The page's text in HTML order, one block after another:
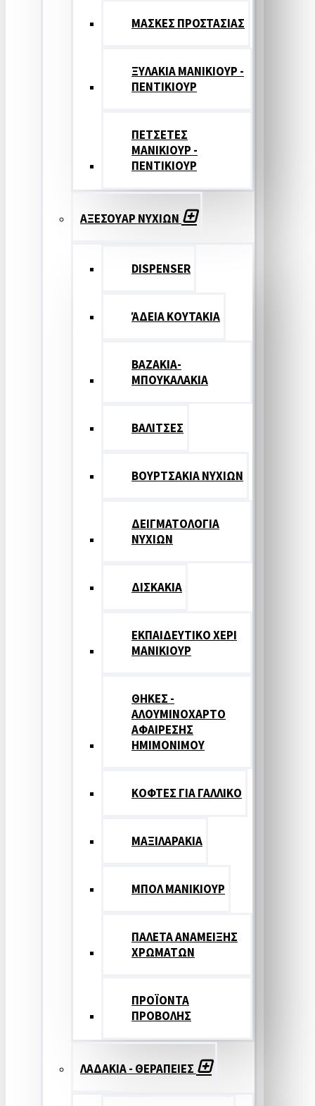
ΜΑΣΚΕΣ ΠΡΟΣΤΑΣΙΑΣ
ΞΥΛΑΚΙΑ ΜΑΝΙΚΙΟΥΡ -
ΠΕΝΤΙΚΙΟΥΡ
ΠΕΤΣΕΤΕΣ
ΜΑΝΙΚΙΟΥΡ -
ΠΕΝΤΙΚΙΟΥΡ
ΑΞΕΣΟΥΑΡ ΝΥΧΙΩΝ
DISPENSER
ΆΔΕΙΑ ΚΟΥΤΑΚΙΑ
ΒΑΖΑΚΙΑ-
ΜΠΟΥΚΑΛΑΚΙΑ
ΒΑΛΙΤΣΕΣ
ΒΟΥΡΤΣΑΚΙΑ ΝΥΧΙΩΝ
ΔΕΙΓΜΑΤΟΛΟΓΙΑ
ΝΥΧΙΩΝ
ΔΙΣΚΑΚΙΑ
ΕΚΠΑΙΔΕΥΤΙΚΟ ΧΕΡΙ
ΜΑΝΙΚΙΟΥΡ
ΘΗΚΕΣ -
ΑΛΟΥΜΙΝΟΧΑΡΤΟ
ΑΦΑΙΡΕΣΗΣ
ΗΜΙΜΟΝΙΜΟΥ
ΚΟΦΤΕΣ ΓΙΑ ΓΑΛΛΙΚΟ
ΜΑΞΙΛΑΡΑΚΙΑ
ΜΠΟΛ ΜΑΝΙΚΙΟΥΡ
ΠΑΛΕΤΑ ΑΝΑΜΕΙΞΗΣ
ΧΡΩΜΑΤΩΝ
ΠΡΟΪΟΝΤΑ
ΠΡΟΒΟΛΗΣ
ΛΑΔΑΚΙΑ - ΘΕΡΑΠΕΙΕΣ